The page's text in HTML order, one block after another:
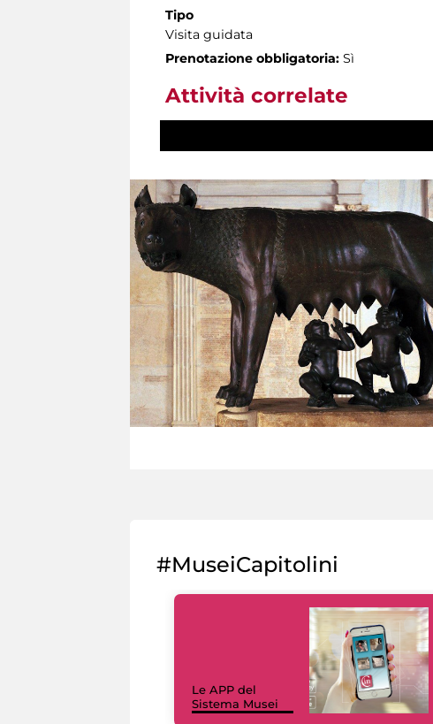
Tipo
Visita guidata
Prenotazione obbligatoria: Sì
Attività correlate
#MuseiCapitolini
Le APP del
Sistema Musei